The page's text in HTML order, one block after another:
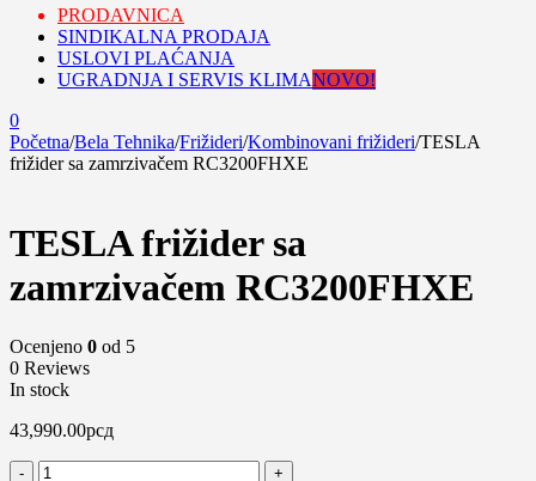
PRODAVNICA
SINDIKALNA PRODAJA
USLOVI PLAĆANJA
UGRADNJA I SERVIS KLIMANOVO!
0
Početna/Bela Tehnika/Frižideri/Kombinovani frižideri/TESLA
frižider sa zamrzivačem RC3200FHXE
TESLA frižider sa
zamrzivačem RC3200FHXE
Ocenjeno 0 od 5
0 Reviews
In stock
43,990.00рсд
TESLA